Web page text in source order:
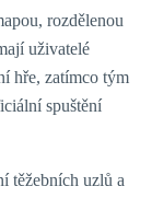
rozdělenou
uživatelé
hře, zatímco tým
spuštění
těžebních uzlů a